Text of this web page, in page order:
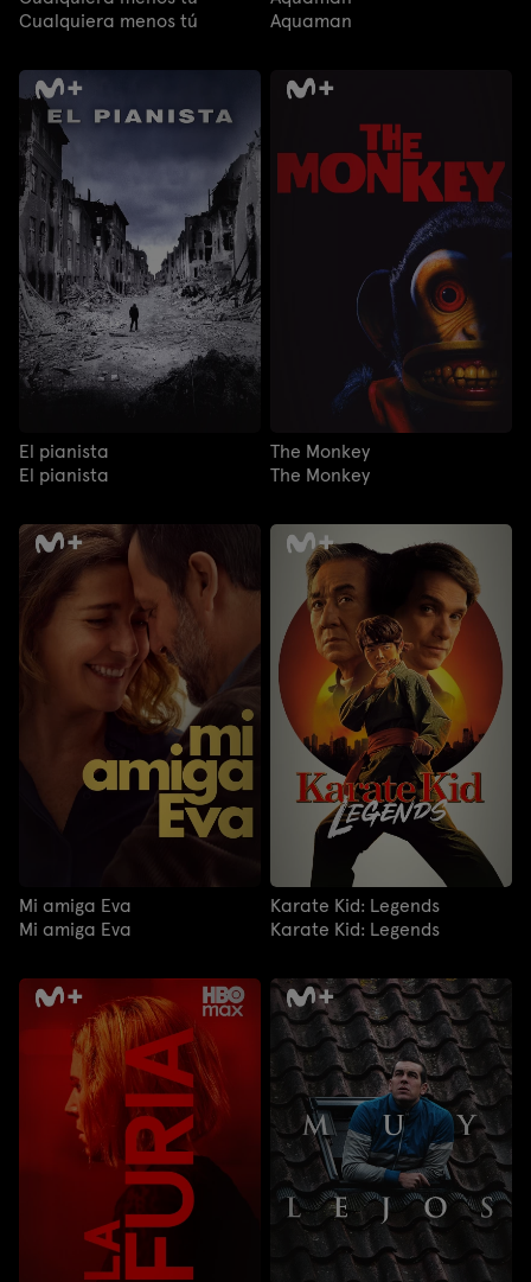
Cualquiera menos tú
Aquaman
El pianista
El pianista
The Monkey
The Monkey
Mi amiga Eva
Mi amiga Eva
Karate Kid: Legends
Karate Kid: Legends